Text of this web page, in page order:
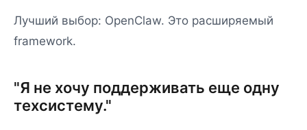
Лучший выбор: OpenClaw. Это расширяемый
framework.
"Я не хочу поддерживать еще одну
техсистему."